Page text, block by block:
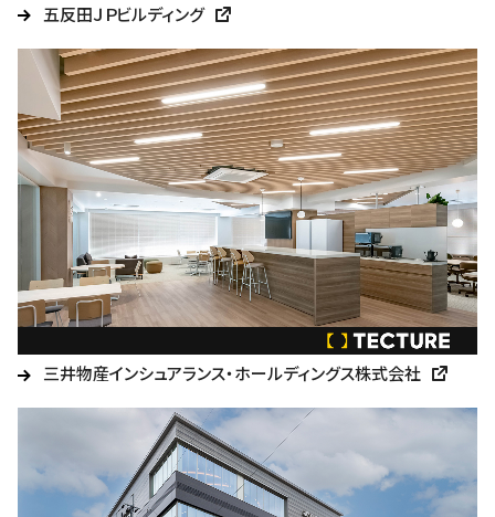
五反田ＪＰビルディング
三井物産インシュアランス・ホールディングス株式会社